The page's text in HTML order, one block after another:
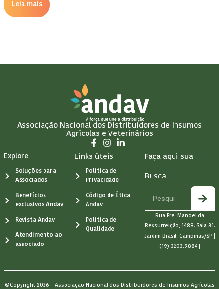
Associação Nacional dos Distribuidores de Insumos
Agrícolas e Veterinários
Explore
Soluções para
Associados
Benefícios
exclusivos Andav
Revista Andav
Atendimento ao
associado
Links úteis
Política de
Privacidade
Código de Ética
Andav
Política de
Qualidade
Faça aqui sua
Busca
Rua Frei Manoel da
Ressurreição, 1488. Sala 31.
Jardim Brasil. Campinas/SP |
(19) 3203.9884 |
©Copyright 2026 – Associação Nacional dos Distribuidores de Insumos Agrícolas